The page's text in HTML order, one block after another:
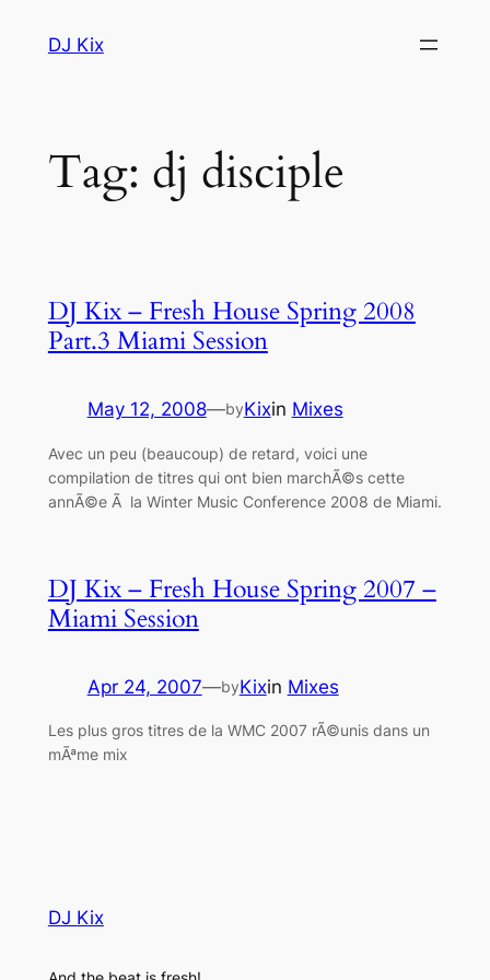
DJ Kix
Tag: dj disciple
DJ Kix – Fresh House Spring 2008
Part.3 Miami Session
May 12, 2008—byKixin Mixes
Avec un peu (beaucoup) de retard, voici une
compilation de titres qui ont bien marchÃ©s cette
annÃ©e Ã la Winter Music Conference 2008 de Miami.
DJ Kix – Fresh House Spring 2007 –
Miami Session
Apr 24, 2007—byKixin Mixes
Les plus gros titres de la WMC 2007 rÃ©unis dans un
mÃªme mix
DJ Kix